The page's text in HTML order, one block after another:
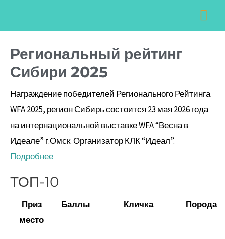
Региональный рейтинг
Сибири 2025
Награждение победителей Регионального Рейтинга
WFA 2025, регион Сибирь состоится 23 мая 2026 года
на интернациональной выставке WFA “Весна в
Идеале” г.Омск. Организатор КЛК “Идеал”.
Подробнее
ТОП-10
Приз
место
Баллы Кличка Порода